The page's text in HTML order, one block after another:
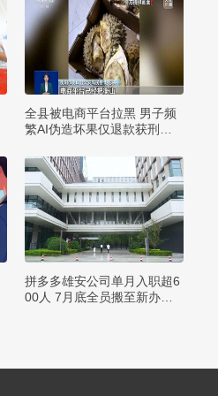
全县被电商平台拉黑 男子频
繁AI伪造坏果仅退款获刑一
拼多多雄安公司单月入职超6
00人 7月底全员搬至新办公